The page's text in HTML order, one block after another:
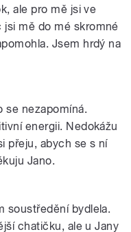
ale pro mě jsi ve
jsi mě do mé skromné
Jsem hrdý na
se nezapomíná.
energii. Nedokážu
přeju, abych se s ní
Jano.
soustředění bydlela.
chatičku, ale u Jany